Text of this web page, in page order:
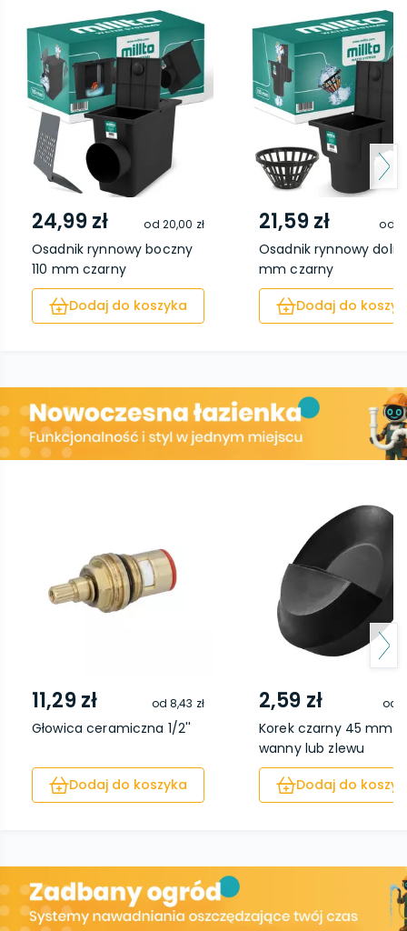
24,99 zł od 20,00 zł
Osadnik rynnowy boczny
110 mm czarny
Dodaj do koszyka
21,59 zł od
Osadnik rynnowy dolny
mm czarny
Dodaj do
11,29 zł od8,43 zł
Głowica ceramiczna 1/2''
Dodaj do koszyka
2,59 zł od
Korek czarny 45 mm
wanny lub zlewu
Dodaj do